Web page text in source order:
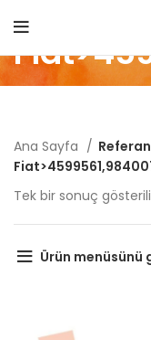
Ana Sayfa
Tek bir sonuç
Ürün menüsünü